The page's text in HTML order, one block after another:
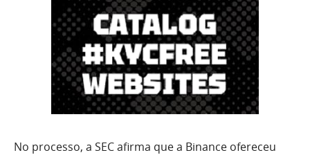
No processo, a SEC afirma que a Binance ofereceu